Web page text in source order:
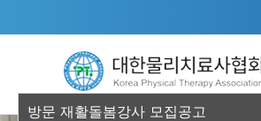
방문 재활돌봄강사 모집공고